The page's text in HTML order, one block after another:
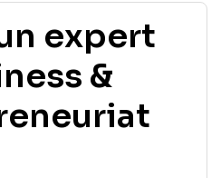
expert
&